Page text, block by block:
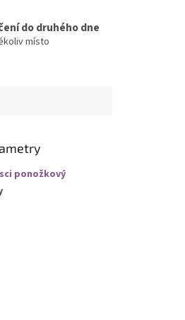
do druhého dne
místo
ponožkový